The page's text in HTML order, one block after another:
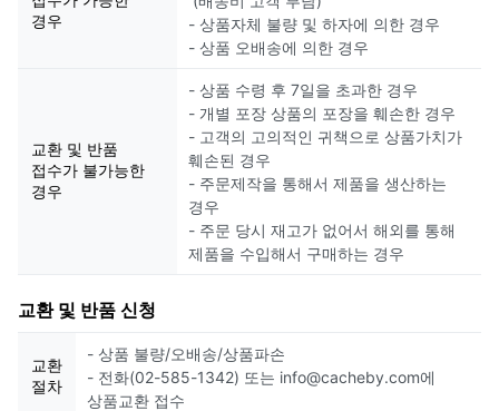
경우
- 상품자체 불량 및 하자에 의한 경우
- 상품 오배송에 의한 경우
교환 및 반품
접수가 불가능한
경우
- 상품 수령 후 7일을 초과한 경우
- 개별 포장 상품의 포장을 훼손한 경우
- 고객의 고의적인 귀책으로 상품가치가
훼손된 경우
- 주문제작을 통해서 제품을 생산하는
경우
- 주문 당시 재고가 없어서 해외를 통해
제품을 수입해서 구매하는 경우
교환 및 반품 신청
교환
절차
- 상품 불량/오배송/상품파손
- 전화(02-585-1342) 또는 info@cacheby.com에
상품교환 접수